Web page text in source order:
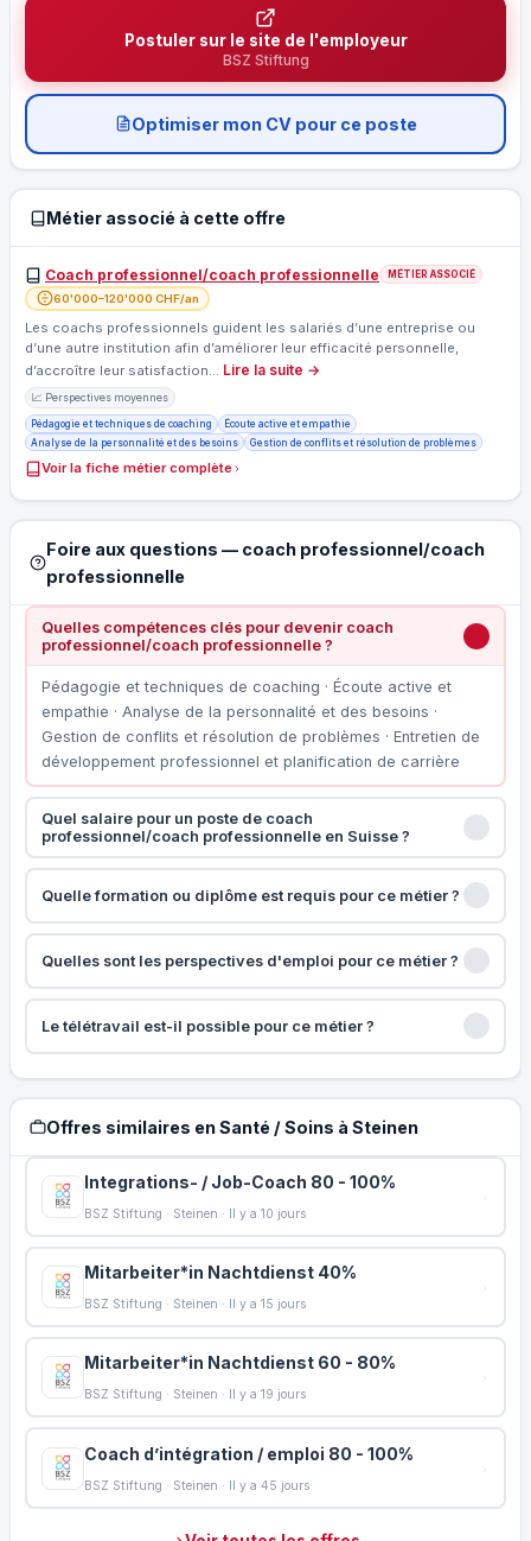
Postuler sur le site de l'employeur
BSZ Stiftung
Optimiser mon CV pour ce poste
Métier associé à cette offre
Coach professionnel/coach professionnelle MÉTIER ASSOCIÉ
60'000–120'000 CHF/an
Les coachs professionnels guident les salariés d’une entreprise ou
d’une autre institution afin d’améliorer leur efficacité personnelle,
d’accroître leur satisfaction… Lire la suite →
📈 Perspectives moyennes
Pédagogie et techniques de coaching
Écoute active et empathie
Analyse de la personnalité et des besoins
Gestion de conflits et résolution de problèmes
Voir la fiche métier complète
Foire aux questions — coach professionnel/coach
professionnelle
Quelles compétences clés pour devenir coach
professionnel/coach professionnelle ?
Pédagogie et techniques de coaching · Écoute active et
empathie · Analyse de la personnalité et des besoins ·
Gestion de conflits et résolution de problèmes · Entretien de
développement professionnel et planification de carrière
Quel salaire pour un poste de coach
professionnel/coach professionnelle en Suisse ?
Quelle formation ou diplôme est requis pour ce métier ?
Quelles sont les perspectives d'emploi pour ce métier ?
Le télétravail est-il possible pour ce métier ?
Offres similaires en Santé / Soins à Steinen
Integrations- / Job-Coach 80 - 100%
BSZ Stiftung · Steinen · Il y a 10 jours
Mitarbeiter*in Nachtdienst 40%
BSZ Stiftung · Steinen · Il y a 15 jours
Mitarbeiter*in Nachtdienst 60 - 80%
BSZ Stiftung · Steinen · Il y a 19 jours
Coach d’intégration / emploi 80 - 100%
BSZ Stiftung · Steinen · Il y a 45 jours